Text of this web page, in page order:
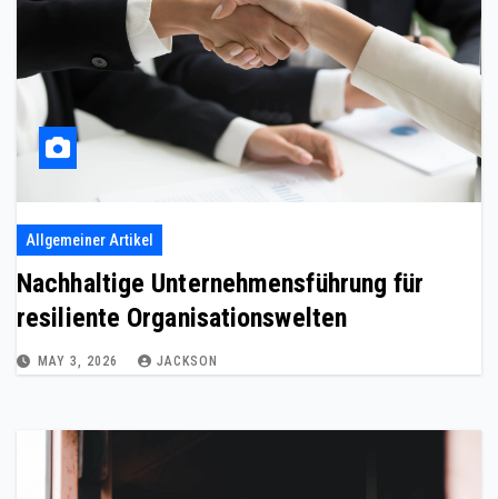
Allgemeiner Artikel
Nachhaltige Unternehmensführung für
resiliente Organisationswelten
MAY 3, 2026 JACKSON